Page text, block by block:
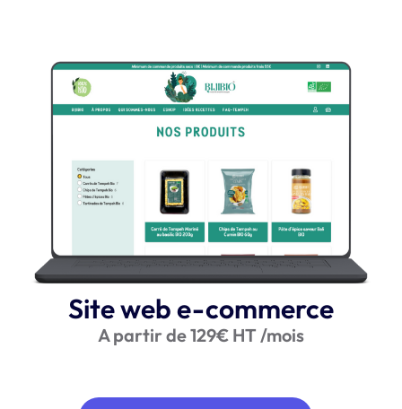
Site web e-commerce
A partir de 129€ HT /mois